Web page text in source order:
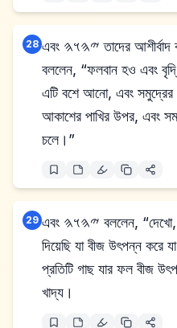
28 এবং 𐤉𐤄𐤅𐤄 তাদের আশীর্বাদ করলেন, এবং 𐤉𐤄𐤅𐤄 তাদের
বললেন, “ফলবান হও এবং
এটি বশে আনো, এবং
আকাশের পাখির উপর, এবং
চলে।”
29 এবং 𐤉𐤄𐤅𐤄 বললেন, “দেখো, আমি তোমাদের সমস্ত উদ্ভিদ
দিয়েছি যা বীজ উৎপন্ন করে
প্রতিটি গাছ যার ফল বীজ
খাদ্য।